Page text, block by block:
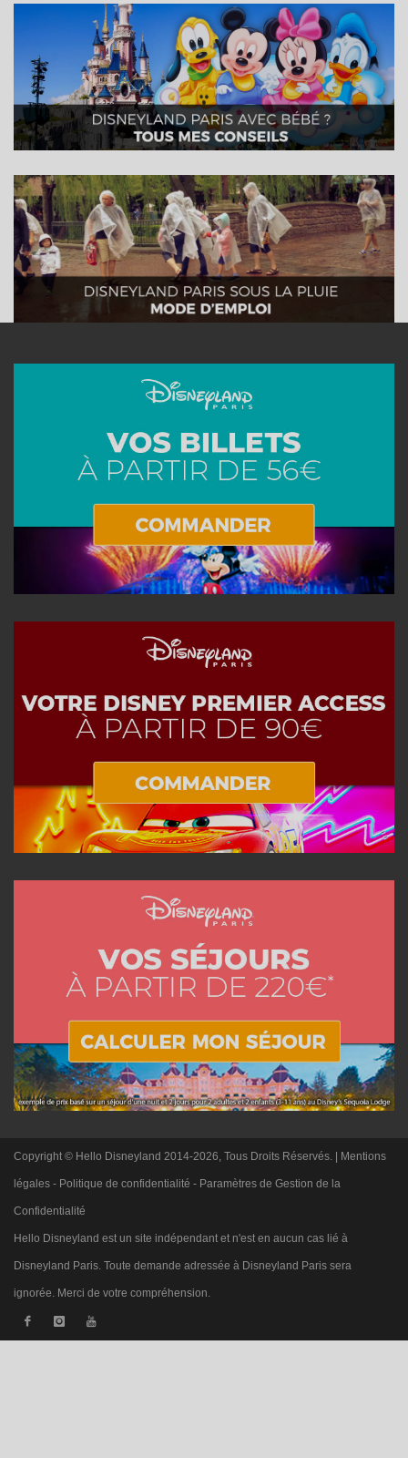
Copyright © Hello Disneyland 2014-2026, Tous Droits Réservés. | Mentions
légales - Politique de confidentialité - Paramètres de Gestion de la
Confidentialité
Hello Disneyland est un site indépendant et n'est en aucun cas lié à
Disneyland Paris. Toute demande adressée à Disneyland Paris sera
ignorée. Merci de votre compréhension.